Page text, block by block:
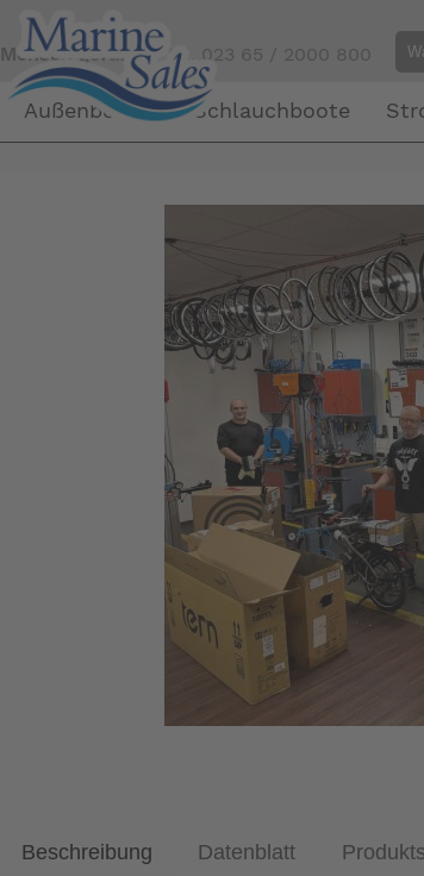
Mensch gefällig?Tel. 023 65 / 2000 800
Außenborder Schlauchboote
Beschreibung Datenblatt